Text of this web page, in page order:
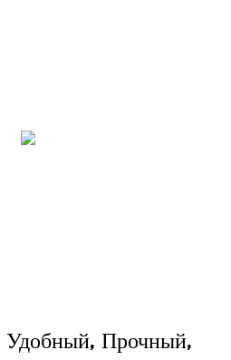
Удобный, Прочный,